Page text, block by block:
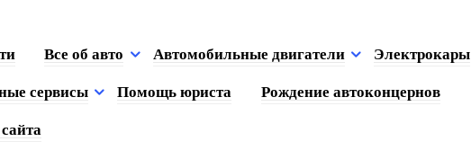
Все об авто Автомобильные двигатели Электрокары
сервисы Помощь юриста Рождение автоконцернов